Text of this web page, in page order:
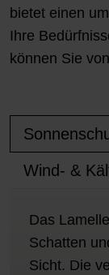
bietet einen
Ihre
können Sie von
Wind- &
Das
Schatten
Sicht. Die